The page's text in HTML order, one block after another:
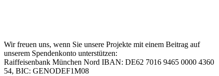
Wir freuen uns, wenn Sie unsere Projekte mit einem Beitrag auf
unserem Spendenkonto unterstützen:
Raiffeisenbank München Nord IBAN: DE62 7016 9465 0000 4360
54, BIC: GENODEF1M08